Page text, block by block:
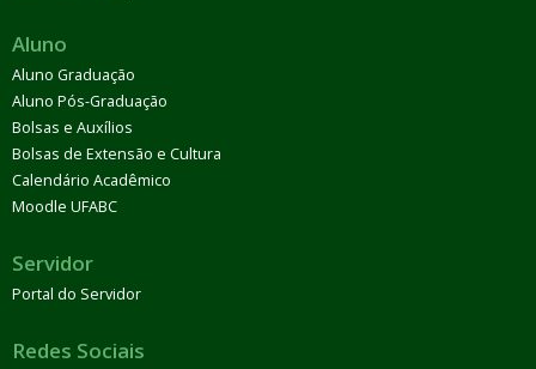
Aluno
Aluno Graduação
Aluno Pós-Graduação
Bolsas e Auxílios
Bolsas de Extensão e Cultura
Calendário Acadêmico
Moodle UFABC
Servidor
Portal do Servidor
Redes Sociais